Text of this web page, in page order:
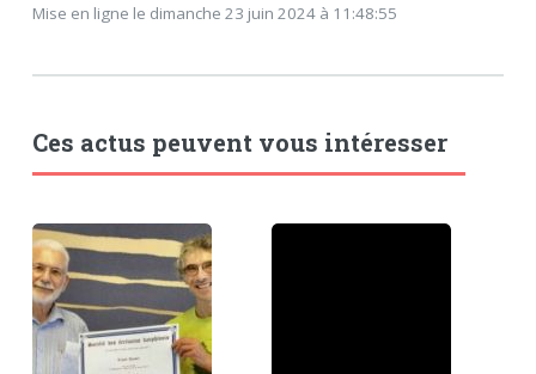
Mise en ligne le dimanche 23 juin 2024 à 11:48:55
Ces actus peuvent vous intéresser